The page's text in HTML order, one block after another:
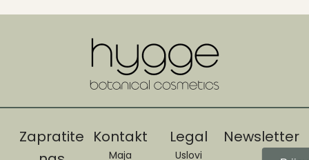
Zapratite Kontakt
Maja
Legal
Uslovi
Newsletter